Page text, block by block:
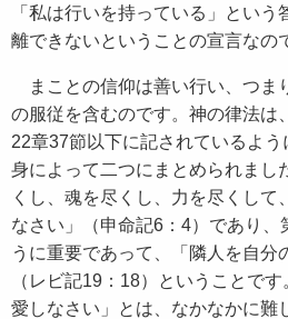
「私は行いを持っている」とい
離できないということの宣言なの
まことの信仰は善い行い、つま
の服従を含むのです。神の律法は
22章37節以下に記されているよ
身によって二つにまとめられまし
くし、魂を尽くし、力を尽くして
なさい」（申命記6：4）であり、
うに重要であって、「隣人を自分
（レビ記19：18）ということで
愛しなさい」とは、なかなかに難